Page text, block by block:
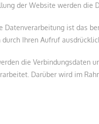
der Website werden die
Datenverarbeitung ist das
Ihren Aufruf
die Verbindungsdaten
Darüber wird im